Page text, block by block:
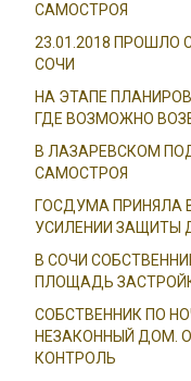
САМОСТРОЯ
23.01.2018
СОЧИ
НА ЭТАПЕ
ГДЕ ВОЗМОЖНО
В ЛАЗАРЕВСКОМ
САМОСТРОЯ
ГОСДУМА ПРИНЯЛА
УСИЛЕНИИ ЗАЩИТЫ
В СОЧИ
ПЛОЩАДЬ
СОБСТВЕННИК ПО
НЕЗАКОННЫЙ ДОМ.
КОНТРОЛЬ